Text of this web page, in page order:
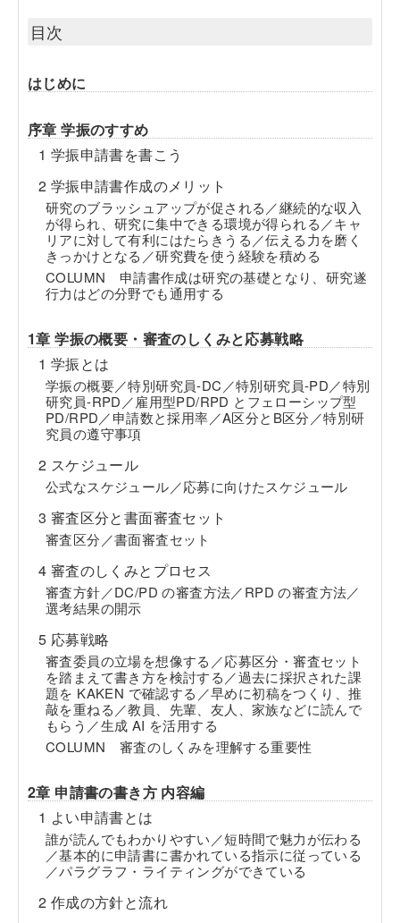
目次
はじめに
序章 学振のすすめ
1 学振申請書を書こう
2 学振申請書作成のメリット
研究のブラッシュアップが促される／継続的な収入
が得られ、研究に集中できる環境が得られる／キャ
リアに対して有利にはたらきうる／伝える力を磨く
きっかけとなる／研究費を使う経験を積める
COLUMN 申請書作成は研究の基礎となり、研究遂
行力はどの分野でも通用する
1章 学振の概要・審査のしくみと応募戦略
1 学振とは
学振の概要／特別研究員-DC／特別研究員-PD／特別
研究員-RPD／雇用型PD/RPD とフェローシップ型
PD/RPD／申請数と採用率／A区分とB区分／特別研
究員の遵守事項
2 スケジュール
公式なスケジュール／応募に向けたスケジュール
3 審査区分と書面審査セット
審査区分／書面審査セット
4 審査のしくみとプロセス
審査方針／DC/PD の審査方法／RPD の審査方法／
選考結果の開示
5 応募戦略
審査委員の立場を想像する／応募区分・審査セット
を踏まえて書き方を検討する／過去に採択された課
題を KAKEN で確認する／早めに初稿をつくり、推
敲を重ねる／教員、先輩、友人、家族などに読んで
もらう／生成 AI を活用する
COLUMN 審査のしくみを理解する重要性
2章 申請書の書き方 内容編
1 よい申請書とは
誰が読んでもわかりやすい／短時間で魅力が伝わる
／基本的に申請書に書かれている指示に従っている
／パラグラフ・ライティングができている
2 作成の方針と流れ